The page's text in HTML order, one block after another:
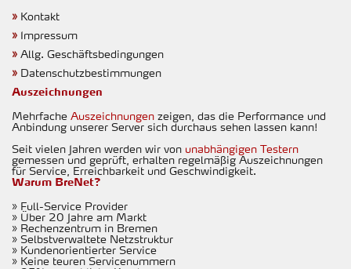
» Kontakt
» Impressum
» Allg. Geschäftsbedingungen
» Datenschutzbestimmungen
Auszeichnungen
Mehrfache Auszeichnungen zeigen, das die Performance und
Anbindung unserer Server sich durchaus sehen lassen kann!
Seit vielen Jahren werden wir von unabhängigen Testern
gemessen und geprüft, erhalten regelmäßig Auszeichnungen
für Service, Erreichbarkeit und Geschwindigkeit.
Warum BreNet?
» Full-Service Provider
» Über 20 Jahre am Markt
» Rechenzentrum in Bremen
» Selbstverwaltete Netzstruktur
» Kundenorientierter Service
» Keine teuren Servicenummern